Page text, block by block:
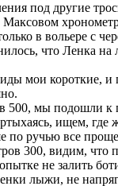
под другие
в вольере с
что Ленка на
мои короткие, и
мы подошли к
ищем,
по ручью все
300, видим, что
не залить
лыжи, не